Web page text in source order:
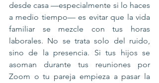
desde casa —especialmente si lo haces
a medio tiempo— es evitar que la vida
familiar se mezcle con tus horas
laborales. No se trata solo del ruido,
sino de la presencia. Si tus hijos se
asoman durante tus reuniones por
Zoom o tu pareja empieza a pasar la